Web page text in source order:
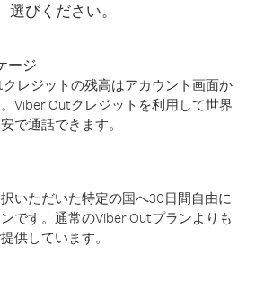
選びください。
ージ
レジットの残高はアカウント画面か
Viber Outクレジットを利用して世界
で通話できます。
いただいた特定の国へ30日間自由に
です。通常のViber Outプランよりも
供しています。